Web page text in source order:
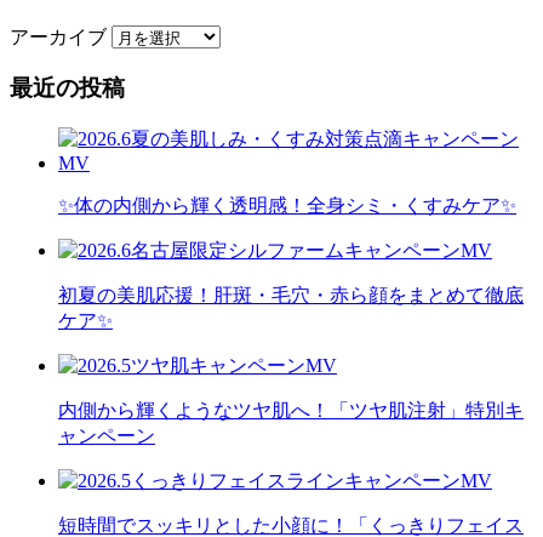
アーカイブ
最近の投稿
✨体の内側から輝く透明感！全身シミ・くすみケア✨
初夏の美肌応援！肝斑・毛穴・赤ら顔をまとめて徹底
ケア✨
内側から輝くようなツヤ肌へ！「ツヤ肌注射」特別キ
ャンペーン
短時間でスッキリとした小顔に！「くっきりフェイス